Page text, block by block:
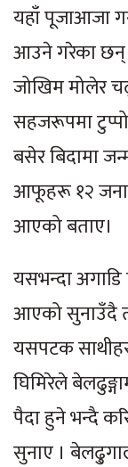
यहाँ पूजाआजा
आउने गरेका छन्
जोखिम मोलेर
सहजरूपमा
बसेर बिदामा
आफूहरू १२
आएको बताए।
यसभन्दा
आएको सुनाउँदै
यसपटक
घिमिरेले
पैदा हुने भन्दै
सुनाए ।